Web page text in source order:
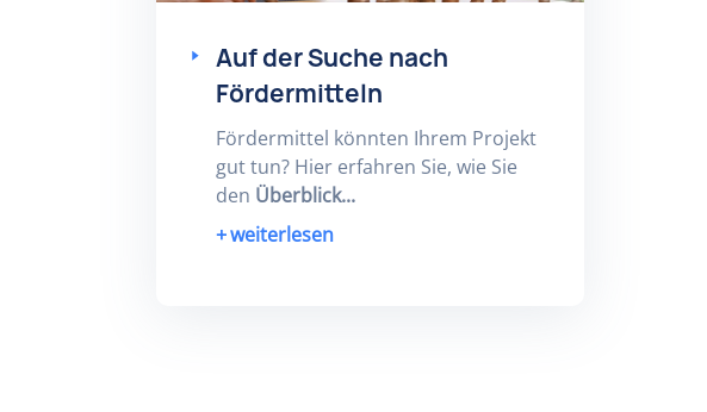
Auf der Suche nach
Fördermitteln
Fördermittel könnten Ihrem Projekt
gut tun? Hier erfahren Sie, wie Sie
den Überblick...
weiterlesen